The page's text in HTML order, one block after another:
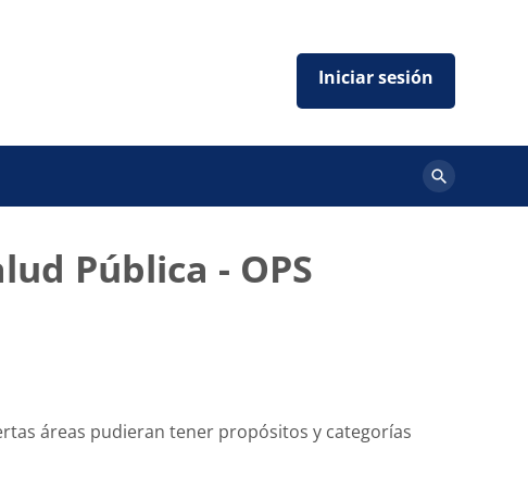
Buscar
Pública - OPS
áreas pudieran tener propósitos y categorías